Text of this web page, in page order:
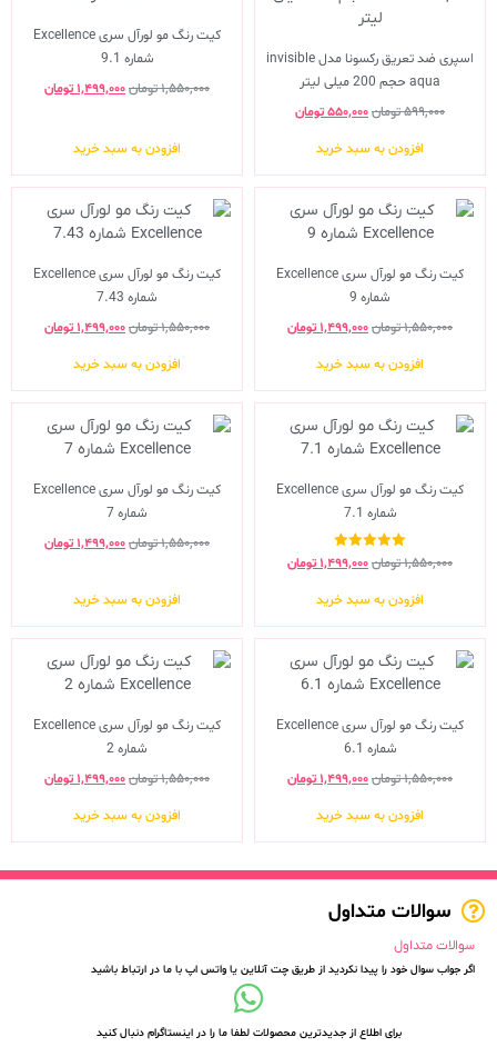
اسپری ضد تعریق رکسونا مدل invisible
aqua حجم 200 میلی لیتر
۵۹۹,۰۰۰تومان۵۵۰,۰۰۰تومان
افزودن به سبد خرید
کیت رنگ مو لورآل سری Excellence
شماره 9.1
۱,۵۵۰,۰۰۰تومان۱,۴۹۹,۰۰۰ تومان
افزودن به سبد خرید
کیت رنگ مو لورآل سری Excellence
شماره 9
۱,۵۵۰,۰۰۰تومان۱,۴۹۹,۰۰۰ تومان
افزودن به سبد خرید
کیت رنگ مو لورآل سری Excellence
شماره 7.43
۱,۵۵۰,۰۰۰تومان۱,۴۹۹,۰۰۰ تومان
افزودن به سبد خرید
کیت رنگ مو لورآل سری Excellence
شماره 7.1
نمره
5.00
۱,۵۵۰,۰۰۰تومان۱,۴۹۹,۰۰۰ تومان
افزودن به سبد خرید
کیت رنگ مو لورآل سری Excellence
شماره 7
۱,۵۵۰,۰۰۰تومان۱,۴۹۹,۰۰۰ تومان
افزودن به سبد خرید
کیت رنگ مو لورآل سری Excellence
شماره 6.1
۱,۵۵۰,۰۰۰تومان۱,۴۹۹,۰۰۰ تومان
افزودن به سبد خرید
کیت رنگ مو لورآل سری Excellence
شماره 2
۱,۵۵۰,۰۰۰تومان۱,۴۹۹,۰۰۰ تومان
افزودن به سبد خرید
سوالات متداول
سوالات متداول
اگر جواب سوال خود را پیدا نکردید از طریق چت آنلاین یا واتس اپ با ما در ارتباط باشید
برای اطلاع از جدیدترین محصولات لطفا ما را در اینستاگرام دنبال کنید